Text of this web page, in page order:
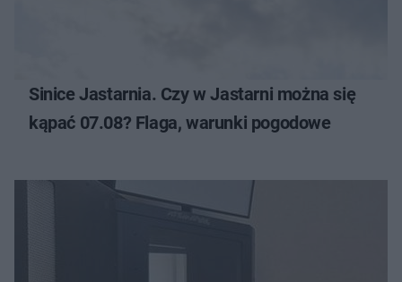
Sinice Jastarnia. Czy w Jastarni można się
kąpać 07.08? Flaga, warunki pogodowe